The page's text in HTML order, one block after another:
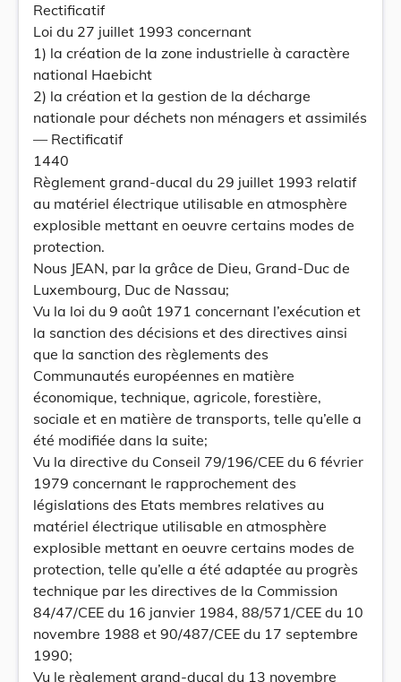
Rectificatif
Loi du 27 juillet 1993 concernant
1) la création de la zone industrielle à caractère
national Haebicht
2) la création et la gestion de la décharge
nationale pour déchets non ménagers et assimilés
— Rectificatif
1440
Règlement grand-ducal du 29 juillet 1993 relatif
au matériel électrique utilisable en atmosphère
explosible mettant en oeuvre certains modes de
protection.
Nous JEAN, par la grâce de Dieu, Grand-Duc de
Luxembourg, Duc de Nassau;
Vu la loi du 9 août 1971 concernant l’exécution et
la sanction des décisions et des directives ainsi
que la sanction des règlements des
Communautés européennes en matière
économique, technique, agricole, forestière,
sociale et en matière de transports, telle qu’elle a
été modifiée dans la suite;
Vu la directive du Conseil 79/196/CEE du 6 février
1979 concernant le rapprochement des
législations des Etats membres relatives au
matériel électrique utilisable en atmosphère
explosible mettant en oeuvre certains modes de
protection, telle qu’elle a été adaptée au progrès
technique par les directives de la Commission
84/47/CEE du 16 janvier 1984, 88/571/CEE du 10
novembre 1988 et 90/487/CEE du 17 septembre
1990;
Vu le règlement grand-ducal du 13 novembre